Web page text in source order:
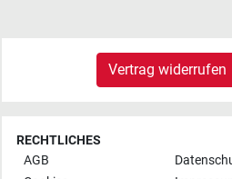
Vertrag widerrufen
RECHTLICHES
AGB